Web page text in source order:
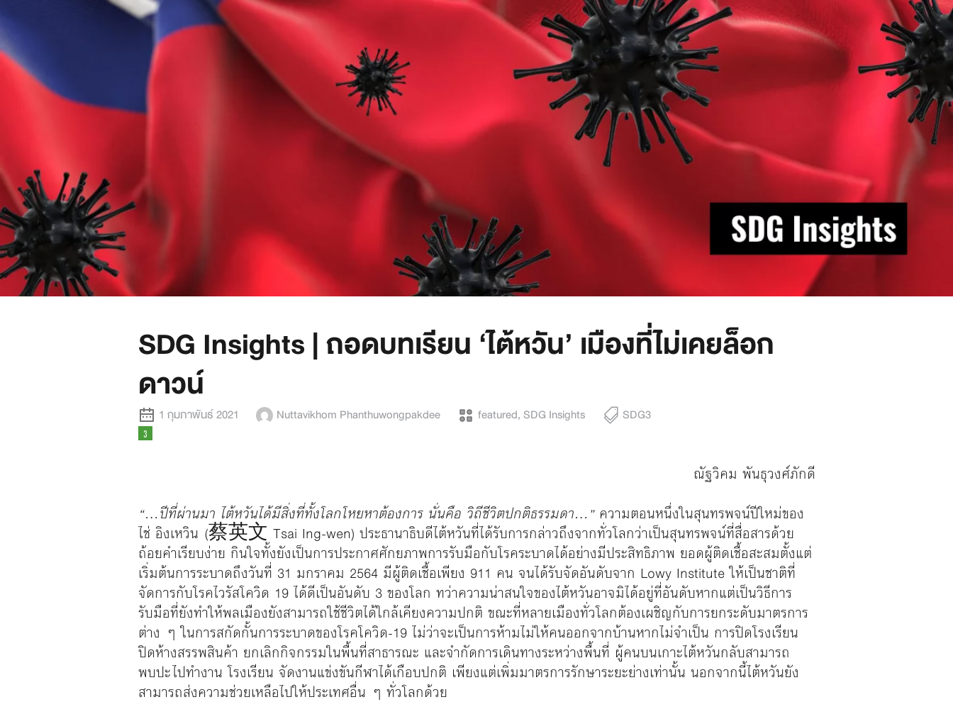
SDG Insights | ถอดบทเรียน ‘ไต้หวัน’ เมืองที่ไม่เคยล็อก
ดาวน์
1 กุมภาพันธ์ 2021 Nuttavikhom Phanthuwongpakdee featured, SDG Insights SDG3
ณัฐวิคม พันธุวงศ์ภักดี
“…ปีที่ผ่านมา ไต้หวันได้มีสิ่งที่ทั้งโลกโหยหาต้องการ นั่นคือ วิถีชีวิตปกติธรรมดา…” ความตอนหนึ่งในสุนทรพจน์ปีใหม่ของ
ไช่ อิงเหวิน (蔡英文 Tsai Ing-wen) ประธานาธิบดีไต้หวันที่ได้รับการกล่าวถึงจากทั่วโลกว่าเป็นสุนทรพจน์ที่สื่อสารด้วย
ถ้อยคำเรียบง่าย กินใจทั้งยังเป็นการประกาศศักยภาพการรับมือกับโรคระบาดได้อย่างมีประสิทธิภาพ ยอดผู้ติดเชื้อสะสมตั้งแต่
เริ่มต้นการระบาดถึงวันที่ 31 มกราคม 2564 มีผู้ติดเชื้อเพียง 911 คน จนได้รับจัดอันดับจาก Lowy Institute ให้เป็นชาติที่
จัดการกับโรคไวรัสโควิด 19 ได้ดีเป็นอันดับ 3 ของโลก ทว่าความน่าสนใจของไต้หวันอาจมิได้อยู่ที่อันดับหากแต่เป็นวิธีการ
รับมือที่ยังทำให้พลเมืองยังสามารถใช้ชีวิตได้ใกล้เคียงความปกติ ขณะที่หลายเมืองทั่วโลกต้องเผชิญกับการยกระดับมาตรการ
ต่าง ๆ ในการสกัดกั้นการระบาดของโรคโควิด-19 ไม่ว่าจะเป็นการห้ามไม่ให้คนออกจากบ้านหากไม่จำเป็น การปิดโรงเรียน
ปิดห้างสรรพสินค้า ยกเลิกกิจกรรมในพื้นที่สาธารณะ และจำกัดการเดินทางระหว่างพื้นที่ ผู้คนบนเกาะไต้หวันกลับสามารถ
พบปะ ไปทำงาน โรงเรียน จัดงานแข่งขันกีฬาได้เกือบปกติ เพียงแต่เพิ่มมาตรการรักษาระยะย่างเท่านั้น นอกจากนี้ไต้หวันยัง
สามารถส่งความช่วยเหลือไปให้ประเทศอื่น ๆ ทั่วโลกด้วย